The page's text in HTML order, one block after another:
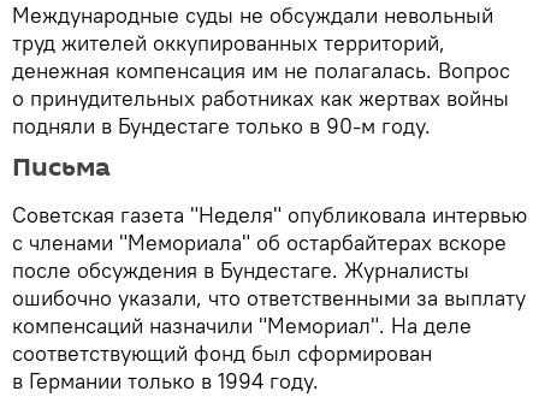
Международные суды не обсуждали невольный
труд жителей оккупированных территорий,
денежная компенсация им не полагалась. Вопрос
о принудительных работниках как жертвах войны
подняли в Бундестаге только в 90-м году.
Письма
Советская газета "Неделя" опубликовала интервью
с членами "Мемориала" об остарбайтерах вскоре
после обсуждения в Бундестаге. Журналисты
ошибочно указали, что ответственными за выплату
компенсаций назначили "Мемориал". На деле
соответствующий фонд был сформирован
в Германии только в 1994 году.